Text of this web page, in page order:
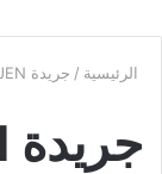
الرئيسية / جريدة NÛJEN التجديد
جريدة NÛJEN التجديد